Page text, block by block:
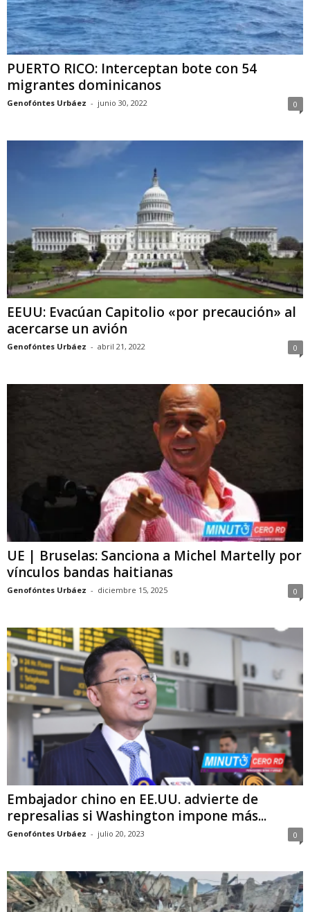
PUERTO RICO: Interceptan bote con 54
migrantes dominicanos
Genofóntes Urbáez - junio 30, 2022 0
EEUU: Evacúan Capitolio «por precaución» al
acercarse un avión
Genofóntes Urbáez - abril 21, 2022 0
UE | Bruselas: Sanciona a Michel Martelly por
vínculos bandas haitianas
Genofóntes Urbáez - diciembre 15, 2025 0
Embajador chino en EE.UU. advierte de
represalias si Washington impone más...
Genofóntes Urbáez - julio 20, 2023 0